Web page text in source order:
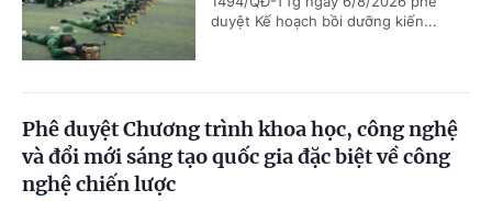
duyệt Kế hoạch bồi dưỡng kiến...
Phê duyệt Chương trình khoa học, công nghệ
và đổi mới sáng tạo quốc gia đặc biệt về công
nghệ chiến lược